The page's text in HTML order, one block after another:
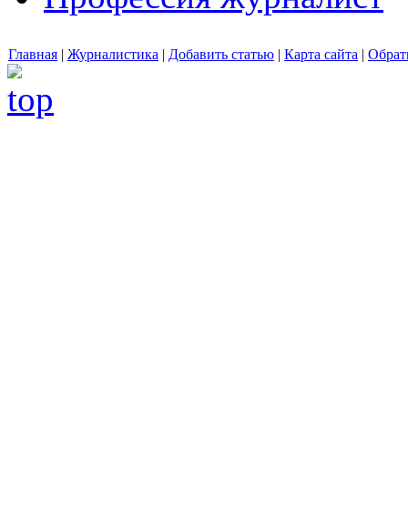
Главная | Журналистика | Добавить статью | Карта сайта |